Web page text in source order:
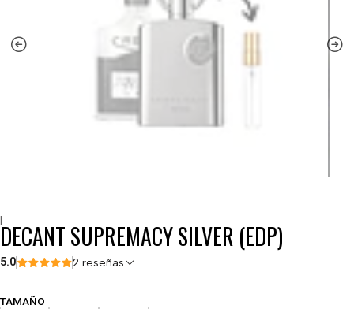
|
DECANT SUPREMACY SILVER (EDP)
5.0 2 reseñas
TAMAÑO